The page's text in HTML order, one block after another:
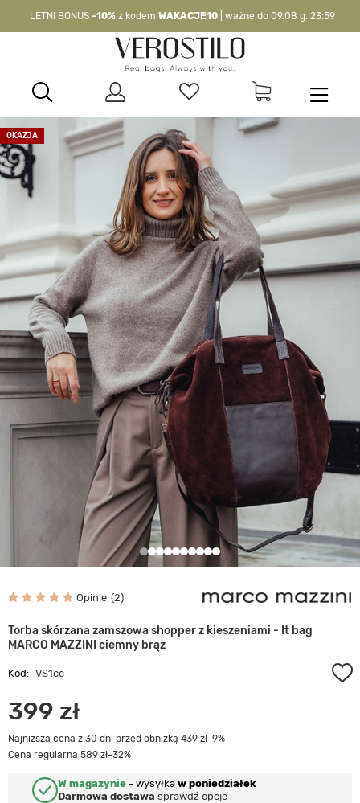
LETNI BONUS -10% z kodem WAKACJE10 | ważne do 09.08 g. 23:59
WAKACJE10| nie dotyczy produktów z flagą OKAZJA >
OKAZJA
Opinie 2
Torba skórzana zamszowa shopper z kieszeniami - It bag
MARCO MAZZINI ciemny brąz
Kod: VS1cc
399 zł
Najniższa cena z 30 dni przed obniżką 439 zł-9%
Cena regularna 589 zł-32%
W magazynie - wysyłka w poniedziałek
Darmowa dostawa sprawdź opcje